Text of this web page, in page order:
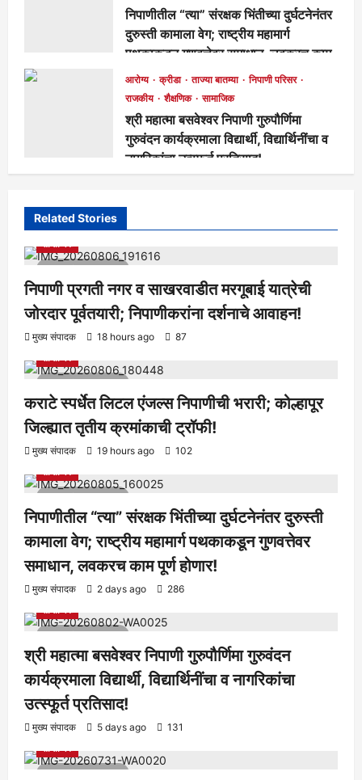
निपाणीतील “त्या” संरक्षक भिंतीच्या दुर्घटनेनंतर
दुरुस्ती कामाला वेग; राष्ट्रीय महामार्ग
पथकाकडून गुणवत्तेवर समाधान, लवकरच काम
पूर्ण होणार!
मुख्य संपादक 2 days ago
आरोग्य क्रीडा ताज्या बातम्या
निपाणी परिसर
राजकीय
शैक्षणिक सामाजिक
श्री महात्मा बसवेश्वर निपाणी गुरुपौर्णिमा
गुरुवंदन कार्यक्रमाला विद्यार्थी, विद्यार्थिनींचा व
नागरिकांचा उत्स्फूर्त प्रतिसाद!
Related Stories
1 minute read
आरोग्य क्रीडा ताज्या बातम्या
निपाणी प्रगती नगर व साखरवाडीत मरगूबाई यात्रेची
जोरदार पूर्वतयारी; निपाणीकरांना दर्शनाचे आवाहन!
मुख्य संपादक 18 hours ago 87
1 minute read
आरोग्य क्रीडा ताज्या बातम्या निपाणी परिसर
कराटे स्पर्धेत लिटल एंजल्स निपाणीची भरारी; कोल्हापूर
जिल्ह्यात तृतीय क्रमांकाची ट्रॉफी!
मुख्य संपादक 19 hours ago 102
1 minute read
आरोग्य क्रीडा ताज्या बातम्या निपाणी परिसर
निपाणीतील “त्या” संरक्षक भिंतीच्या दुर्घटनेनंतर दुरुस्ती
कामाला वेग; राष्ट्रीय महामार्ग पथकाकडून गुणवत्तेवर
समाधान, लवकरच काम पूर्ण होणार!
मुख्य संपादक 2 days ago 286
1 minute read
आरोग्य क्रीडा ताज्या बातम्या निपाणी परिसर
श्री महात्मा बसवेश्वर निपाणी गुरुपौर्णिमा गुरुवंदन
कार्यक्रमाला विद्यार्थी, विद्यार्थिनींचा व नागरिकांचा
उत्स्फूर्त प्रतिसाद!
मुख्य संपादक 5 days ago 131
1 minute read
आरोग्य क्रीडा ताज्या बातम्या निपाणी परिसर